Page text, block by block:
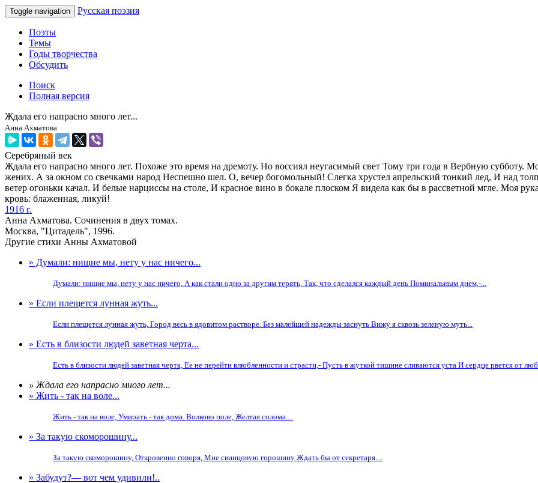
Toggle navigation Русская поэзия
Поэты
Темы
Годы творчества
Обсудить
Поиск
Полная версия
Ждала его напрасно много лет...
Анна Ахматова
Серебряный век
Ждала его напрасно много лет. Похоже это время на дремоту. Но воссиял неугасимый свет Тому три года в Вербную субботу.
жених. А за окном со свечками народ Неспешно шел. О, вечер богомольный! Слегка хрустел апрельский тонкий лед, И над
ветер огоньки качал. И белые нарциссы на столе, И красное вино в бокале плоском Я видела как бы в рассветной мгле. Моя
кровь: блаженная, ликуй!
1916 г.
Анна Ахматова. Сочинения в двух томах.
Москва, "Цитадель", 1996.
Другие стихи Анны Ахматовой
» Думали: нищие мы, нету у нас ничего...
Думали: нищие мы, нету у нас ничего, А как стали одно за другим терять, Так, что сделался каждый день Поминальным днем,-...
» Если плещется лунная жуть...
Если плещется лунная жуть, Город весь в ядовитом растворе. Без малейшей надежды заснуть Вижу я сквозь зеленую муть...
» Есть в близости людей заветная черта...
Есть в близости людей заветная черта, Ее не перейти влюбленности и страсти,- Пусть в жуткой тишине сливаются уста И сердце рвется от
» Ждала его напрасно много лет...
» Жить - так на воле...
Жить - так на воле, Умирать - так дома. Волково поле, Желтая солома....
» За такую скоморошину...
За такую скоморошину, Откровенно говоря, Мне свинцовую горошину Ждать бы от секретаря....
» Забудут?— вот чем удивили!..